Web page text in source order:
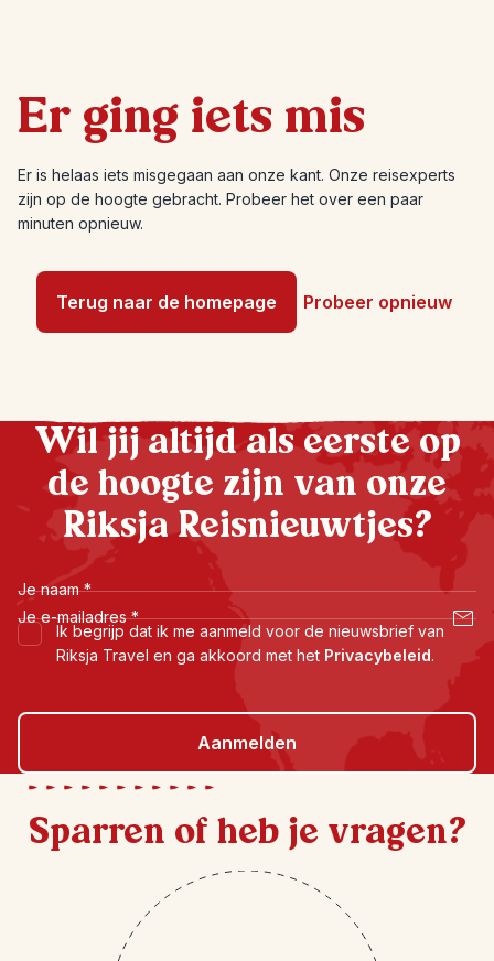
Er ging iets mis
Er is helaas iets misgegaan aan onze kant. Onze reisexperts
zijn op de hoogte gebracht. Probeer het over een paar
minuten opnieuw.
Terug naar de homepage Probeer opnieuw
Wil jij altijd als eerste op
de hoogte zijn van onze
Riksja Reisnieuwtjes?
Je naam *
Je e-mailadres *
Ik begrijp dat ik me aanmeld voor de nieuwsbrief van
Riksja Travel en ga akkoord met het Privacybeleid.
Aanmelden
Sparren of heb je vragen?